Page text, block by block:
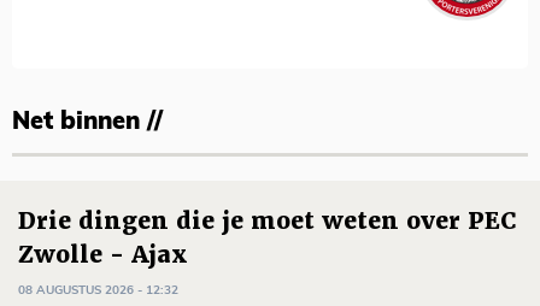
Net binnen //
Drie dingen die je moet weten over PEC
Zwolle - Ajax
08 AUGUSTUS 2026 - 12:32